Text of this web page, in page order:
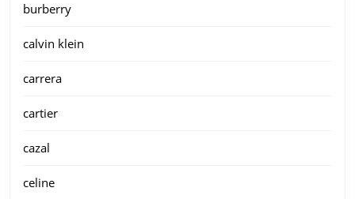
burberry
calvin klein
carrera
cartier
cazal
celine